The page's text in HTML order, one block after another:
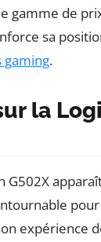
gamme de
sa
gaming.
la
G502X
expérience